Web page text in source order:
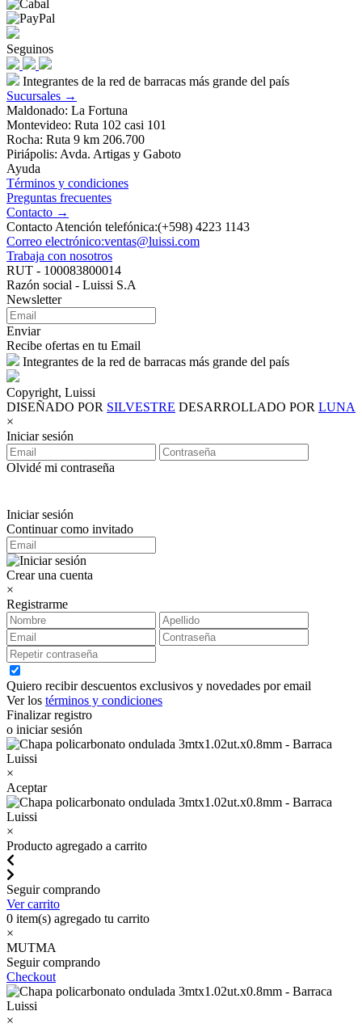
Seguinos
Integrantes de la red de barracas más grande del país
Sucursales →
Maldonado: La Fortuna
Montevideo: Ruta 102 casi 101
Rocha: Ruta 9 km 206.700
Piriápolis: Avda. Artigas y Gaboto
Ayuda
Términos y condiciones
Preguntas frecuentes
Contacto →
Contacto Atención telefónica:(+598) 4223 1143
Correo electrónico:ventas@luissi.com
Trabaja con nosotros
RUT - 100083800014
Razón social - Luissi S.A
Newsletter
Enviar
Recibe ofertas en tu Email
Integrantes de la red de barracas más grande del país
Copyright, Luissi
DISEÑADO POR SILVESTRE DESARROLLADO POR LUNA
×
Iniciar sesión
Olvidé mi contraseña
Iniciar sesión
Continuar como invitado
Crear una cuenta
×
Registrarme
Quiero recibir descuentos exclusivos y novedades por email
Ver los términos y condiciones
Finalizar registro
o iniciar sesión
×
Aceptar
×
Producto agregado a carrito
Seguir comprando
Ver carrito
0 item(s) agregado tu carrito
×
MUTMA
Seguir comprando
Checkout
×